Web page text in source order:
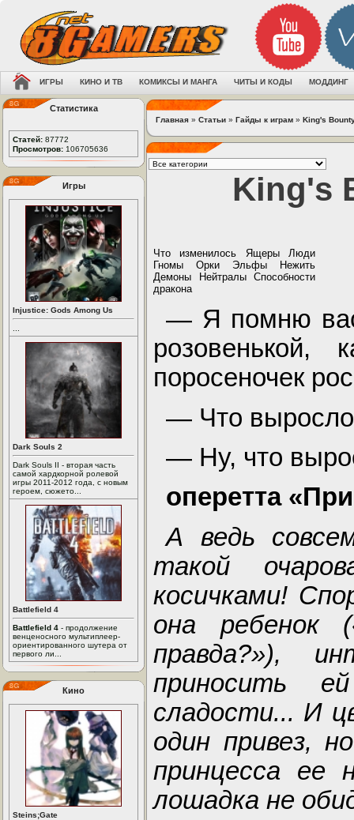
ИГРЫ КИНО И ТВ КОМИКСЫ И МАНГА ЧИТЫ И КОДЫ МОДДИНГ
Статистика
Статей: 87772
Просмотров: 106705636
Игры
Injustice: Gods Among Us
Dark Souls 2
Dark Souls II - вторая часть
самой хардкорной ролевой
игры 2011-2012 года, с новым
героем, сюжето...
Battlefield 4
Battlefield 4 - продолжение
венценосного мультиплеер-
ориентированного шутера от
первого ли...
Кино
Steins;Gate
Главная » Статьи » Гайды к играм » King's
King's
Что изменилось Ящеры Люди
Гномы Орки Эльфы Нежить
Демоны Нейтралы Способности
дракона
— Я помню вас
розовенькой,
поросеночек
— Что
— Ну, что
оперетта
А ведь
такой
косичками!
она
правда?»),
приносить
сладости... И
один привез,
принцесса ее
лошадка не